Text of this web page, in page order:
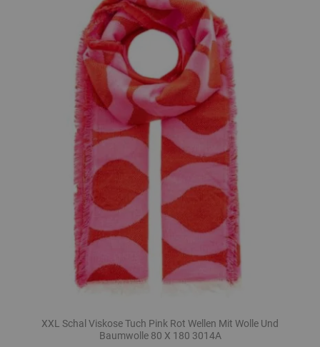
XXL Schal Viskose Tuch Pink Rot Wellen Mit Wolle Und
Baumwolle 80 X 180 3014A